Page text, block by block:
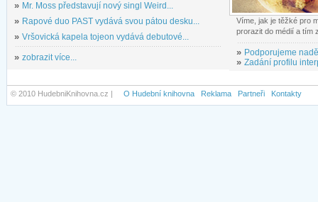
» Mr. Moss představují nový singl Weird...
» Rapové duo PAST vydává svou pátou desku...
» Vršovická kapela tojeon vydává debutové...
» zobrazit více...
Víme, jak je těžké pro
prorazit do médií a tím
» Podporujeme
» Zadání profilu
© 2010 HudebniKnihovna.cz | O Hudební knihovna Reklama Partneři Kontakty